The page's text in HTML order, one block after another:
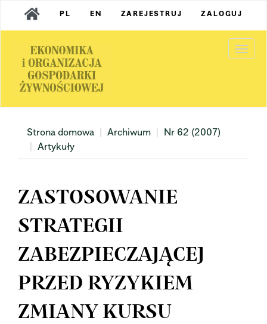
Main
Navigation
Content
Sidebar
PL EN ZAREJESTRUJ ZALOGUJ
Strona domowa Archiwum
Nr 62 (2007)
Artykuły
ZASTOSOWANIE
STRATEGII
ZABEZPIECZAJĄCEJ
PRZED RYZYKIEM
ZMIANY KURSU